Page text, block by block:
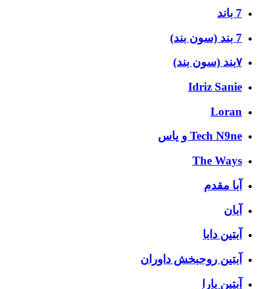
7 باند
7 بند (سون بند)
۷بند (سون بند)
Idriz Sanie
Loran
Tech N9ne و یاس
The Ways
آبا مقدم
آبان
آبتین دابا
آبتین روحبخش داوران
آبتین یارا